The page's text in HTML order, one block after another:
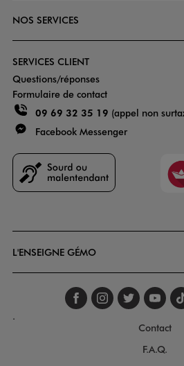
NOS SERVICES
SERVICES CLIENT
Questions/réponses
Formulaire de contact
09 69 32 35 19 (appel non
Facebook Messenger
L'ENSEIGNE GÉMO
Suivez-
Suivez-
.
Contact
F.A.Q.